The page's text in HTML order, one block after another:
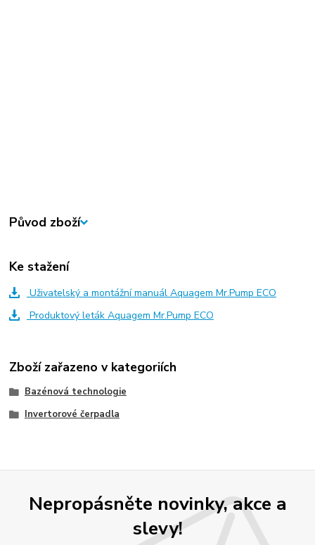
Původ zboží
Ke stažení
Uživatelský a montážní manuál Aquagem Mr.Pump ECO
Produktový leták Aquagem Mr.Pump ECO
Zboží zařazeno v kategoriích
Bazénová technologie
Invertorové čerpadla
Nepropásněte novinky, akce a
slevy!